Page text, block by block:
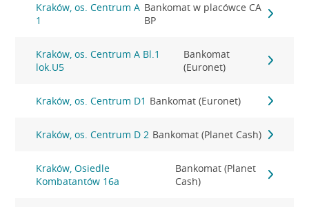
Kraków, os. Centrum A
1
Bankomat w placówce CA
BP
Kraków, os. Centrum A Bl.1
lok.U5
Bankomat
(Euronet)
Kraków, os. Centrum D1 Bankomat (Euronet)
Kraków, os. Centrum D 2 Bankomat (Planet Cash)
Kraków, Osiedle
Kombatantów 16a
Bankomat (Planet
Cash)